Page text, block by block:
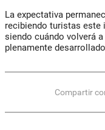
La expectativa
recibiendo turistas este
siendo cuándo volverá
plenamente
Compartir